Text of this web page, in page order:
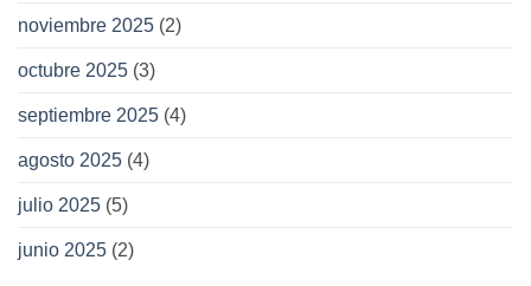
noviembre 2025 (2)
octubre 2025 (3)
septiembre 2025 (4)
agosto 2025 (4)
julio 2025 (5)
junio 2025 (2)